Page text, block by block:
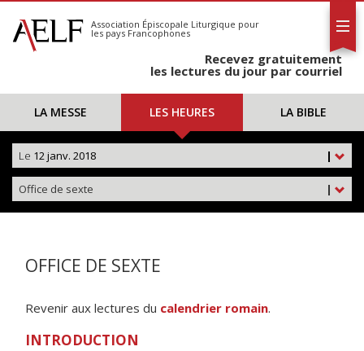
S'abonner
Calendrier
Association Épiscopale Liturgique pour
les pays Francophones
Recevez gratuitement
les lectures du jour par courriel
LA MESSE LES HEURES LA BIBLE
|
Le 12 janv. 2018
|
Office de sexte
OFFICE DE SEXTE
Revenir aux lectures du calendrier romain.
INTRODUCTION